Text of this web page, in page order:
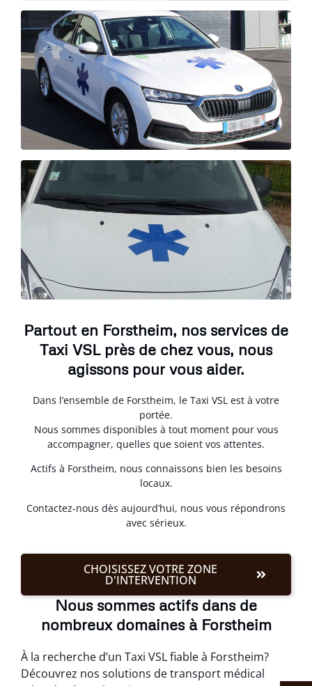
Partout en Forstheim, nos services de
Taxi VSL près de chez vous, nous
agissons pour vous aider.
Dans l’ensemble de Forstheim, le Taxi VSL est à votre
portée.
Nous sommes disponibles à tout moment pour vous
accompagner, quelles que soient vos attentes.
Actifs à Forstheim, nous connaissons bien les besoins
locaux.
Contactez-nous dès aujourd’hui, nous vous répondrons
avec sérieux.
CHOISISSEZ VOTRE ZONE
D'INTERVENTION
Nous sommes actifs dans de
nombreux domaines à Forstheim
À la recherche d’un Taxi VSL fiable à Forstheim?
Découvrez nos solutions de transport médical